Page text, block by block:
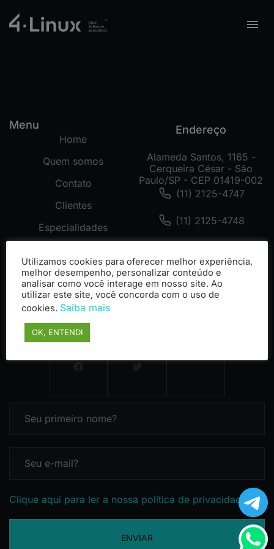
Menu
Home
Quem somos
Contato
Clientes
Especialidades
Cases
Endereço
Alameda Santos, 1165 -
Cerqueira César - São
Paulo/SP - CEP 01419-002
(11) 2125-4747
(11) 2125-4748
Clique aqui para ler a nossa política de privacidade
ENVIAR
Utilizamos cookies para oferecer melhor experiência,
melhor desempenho, personalizar conteúdo e
analisar como você interage em nosso site. Ao
utilizar este site, você concorda com o uso de
cookies. Saiba mais
OK, ENTENDI